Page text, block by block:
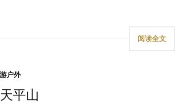
阅读全文
户外
平山